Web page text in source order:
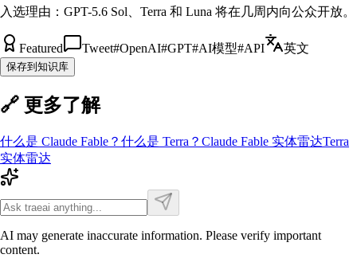
入选理由： GPT-5.6 Sol、Terra 和 Luna 将在几周内向公众开放。
Featured Tweet#OpenAI#GPT#AI模型#API 英文
保存到知识库
🔗 更多了解
什么是 Claude Fable ？ 什么是 Terra ？ Claude Fable 实体雷达Terra
实体雷达
AI may generate inaccurate information. Please verify important
content.